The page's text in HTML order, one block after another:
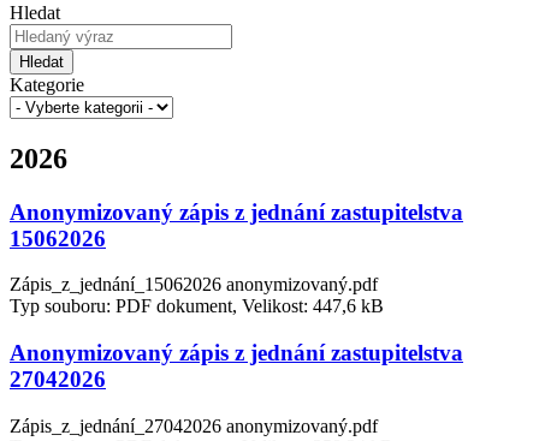
Hledat
Hledat
Kategorie
2026
Anonymizovaný zápis z jednání zastupitelstva
15062026
Zápis_z_jednání_15062026 anonymizovaný.pdf
Typ souboru: PDF dokument, Velikost: 447,6 kB
Anonymizovaný zápis z jednání zastupitelstva
27042026
Zápis_z_jednání_27042026 anonymizovaný.pdf